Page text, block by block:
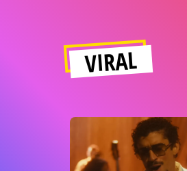
VIRAL